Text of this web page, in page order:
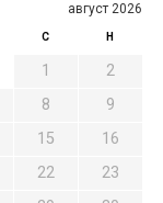
август 2026
С Н
1
2
8
9
15
16
22
23